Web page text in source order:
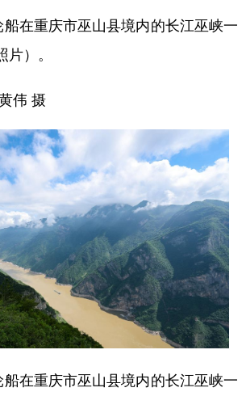
在重庆市巫山县境内的长江巫峡一
）。
伟 摄
在重庆市巫山县境内的长江巫峡一